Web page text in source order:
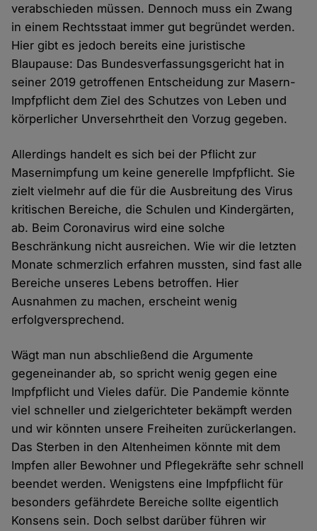
verabschieden müssen. Dennoch muss ein Zwang
in einem Rechtsstaat immer gut begründet werden.
Hier gibt es jedoch bereits eine juristische
Blaupause: Das Bundesverfassungsgericht hat in
seiner 2019 getroffenen Entscheidung zur Masern-
Impfpflicht dem Ziel des Schutzes von Leben und
körperlicher Unversehrtheit den Vorzug gegeben.
Allerdings handelt es sich bei der Pflicht zur
Masernimpfung um keine generelle Impfpflicht. Sie
zielt vielmehr auf die für die Ausbreitung des Virus
kritischen Bereiche, die Schulen und Kindergärten,
ab. Beim Coronavirus wird eine solche
Beschränkung nicht ausreichen. Wie wir die letzten
Monate schmerzlich erfahren mussten, sind fast alle
Bereiche unseres Lebens betroffen. Hier
Ausnahmen zu machen, erscheint wenig
erfolgversprechend.
Wägt man nun abschließend die Argumente
gegeneinander ab, so spricht wenig gegen eine
Impfpflicht und Vieles dafür. Die Pandemie könnte
viel schneller und zielgerichteter bekämpft werden
und wir könnten unsere Freiheiten zurückerlangen.
Das Sterben in den Altenheimen könnte mit dem
Impfen aller Bewohner und Pflegekräfte sehr schnell
beendet werden. Wenigstens eine Impfpflicht für
besonders gefährdete Bereiche sollte eigentlich
Konsens sein. Doch selbst darüber führen wir